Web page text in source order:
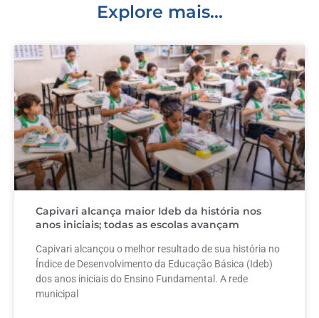
Explore mais...
Capivari alcança maior Ideb da história nos
anos iniciais; todas as escolas avançam
Capivari alcançou o melhor resultado de sua história no
Índice de Desenvolvimento da Educação Básica (Ideb)
dos anos iniciais do Ensino Fundamental. A rede
municipal